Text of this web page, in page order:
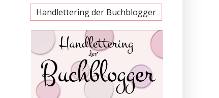
Handlettering der Buchblogger